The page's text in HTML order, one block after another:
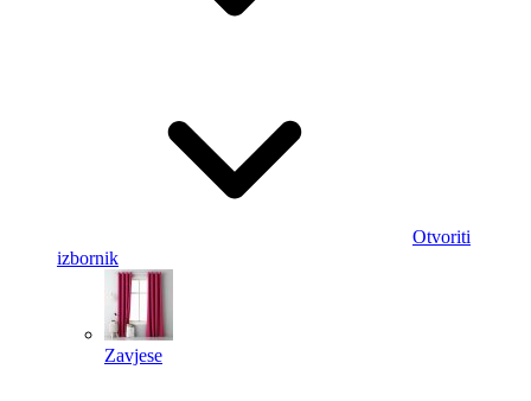
Otvoriti
izbornik
Zavjese